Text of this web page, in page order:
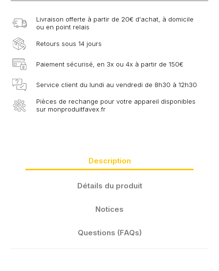
Livraison offerte à partir de 20€ d'achat, à domicile
ou en point relais
Retours sous 14 jours
Paiement sécurisé, en 3x ou 4x à partir de 150€
Service client du lundi au vendredi de 8h30 à 12h30
Pièces de rechange pour votre appareil disponibles
sur monproduitfavex.fr
Description
Détails du produit
Notices
Questions (FAQs)